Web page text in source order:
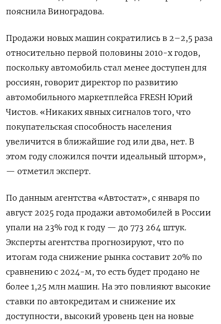
пояснила Виноградова.
Продажи новых машин сократились в 2–2,5 раза
относительно первой половины 2010-х годов,
поскольку автомобиль стал менее доступен для
россиян, говорит директор по развитию
автомобильного маркетплейса FRESH Юрий
Чистов. «Никаких явных сигналов того, что
покупательская способность населения
увеличится в ближайшие год или два, нет. В
этом году сложился почти идеальный шторм»,
— отметил эксперт.
По данным агентства «Автостат», с января по
август 2025 года продажи автомобилей в России
упали на 23% год к году — до 773 264 штук.
Эксперты агентства прогнозируют, что по
итогам года снижение рынка составит 20% по
сравнению с 2024-м, то есть будет продано не
более 1,25 млн машин. На это повлияют высокие
ставки по автокредитам и снижение их
доступности, высокий уровень цен на новые